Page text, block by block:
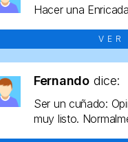
Hacer una Enricada
VER
Fernando dice:
Ser un cuñado:
muy listo.